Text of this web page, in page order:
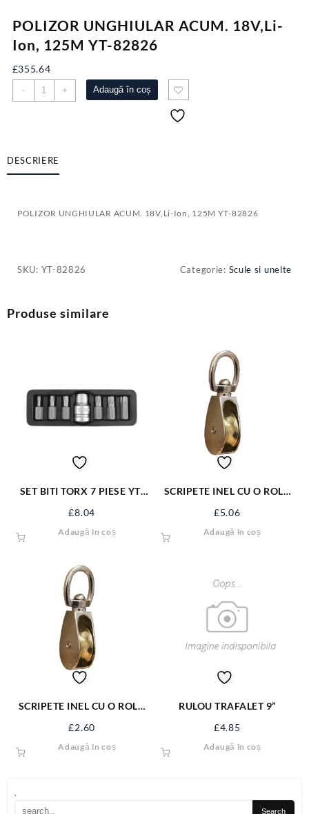
.
POLIZOR UNGHIULAR ACUM. 18V,Li-
Ion, 125M YT-82826
£355.64
-
Cantitate
POLIZOR
Ion,
125M
+ Adaugă în coș
DESCRIERE
POLIZOR UNGHIULAR ACUM. 18V,Li-Ion, 125M YT-82826
SKU: YT-82826 Categorie: Scule si unelte
Produse similare
SET BITI TORX 7 PIESE YT-
£8.04
Adaugă în coș
SCRIPETE INEL CU O ROLA
£5.06
Adaugă în coș
SCRIPETE INEL CU O ROLA
£2.60
Adaugă în coș
RULOU TRAFALET 9”
£4.85
Adaugă în coș